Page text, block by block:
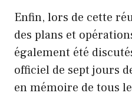
Enfin, lors de cette
des plans et
également été
officiel de sept jours
en mémoire de tous